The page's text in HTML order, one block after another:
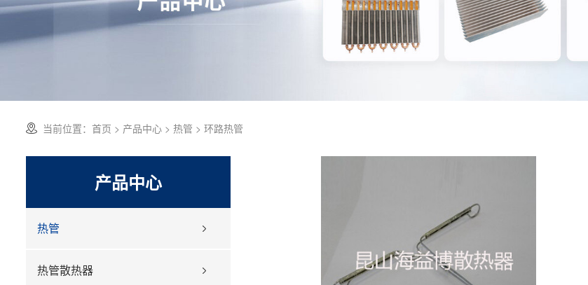
当前位置： 首页 > 产品中心 > 热管 > 环路热管
产品中心
热管
热管散热器